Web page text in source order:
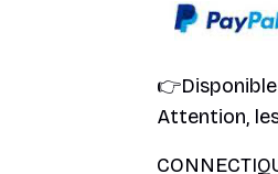
Attention,